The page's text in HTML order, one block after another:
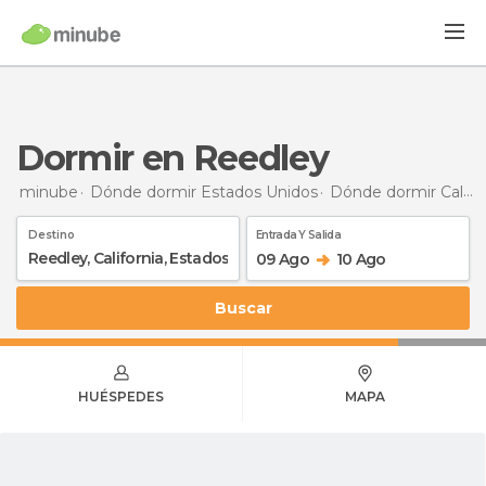
Dormir en Reedley
minube Dónde dormir Estados Unidos Dónde dormir California
Destino Entrada Y Salida
09 Ago 10 Ago
Buscar
HUÉSPEDES MAPA